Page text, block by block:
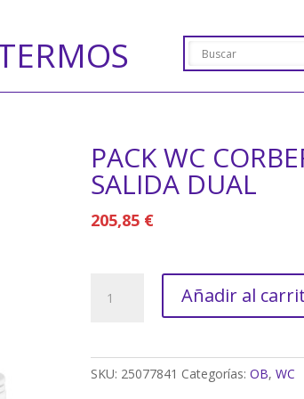
PACK WC
SALIDA DUAL
205,85 €
Añadir al
SKU: 25077841 Categorías: OB, WC